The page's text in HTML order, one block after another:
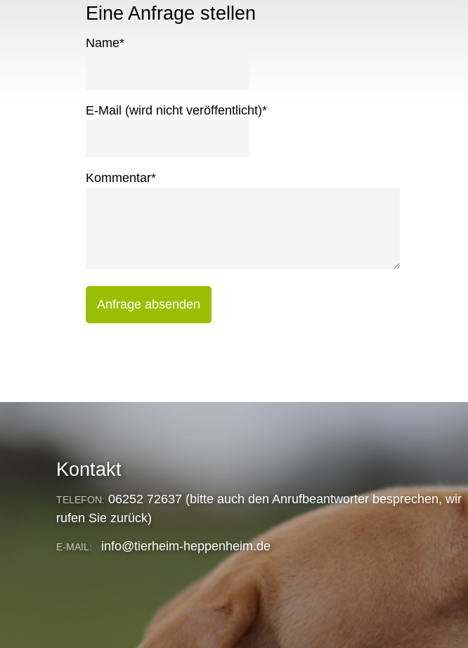
Eine Anfrage stellen
Name*
E-Mail (wird nicht veröffentlicht)*
Kommentar*
Anfrage absenden
Kontakt
TELEFON: 06252 72637 (bitte auch den Anrufbeantworter besprechen, wir
rufen Sie zurück)
E-MAIL: info@tierheim-heppenheim.de